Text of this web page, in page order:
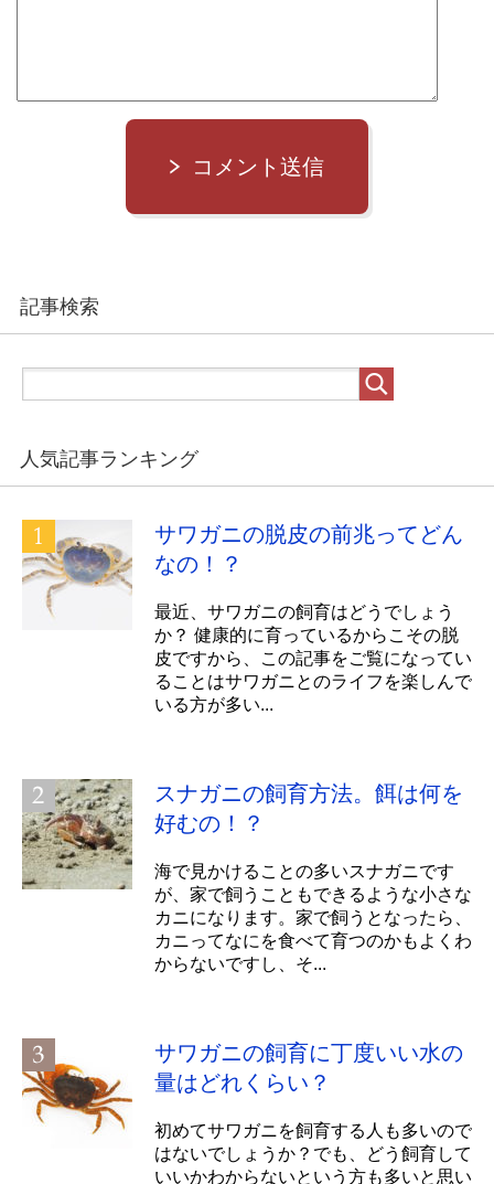
コメント送信
記事検索
人気記事ランキング
サワガニの脱皮の前兆ってどん
なの！？
最近、サワガニの飼育はどうでしょう
か？ 健康的に育っているからこその脱
皮ですから、この記事をご覧になってい
ることはサワガニとのライフを楽しんで
いる方が多い...
スナガニの飼育方法。餌は何を
好むの！？
海で見かけることの多いスナガニです
が、家で飼うこともできるような小さな
カニになります。家で飼うとなったら、
カニってなにを食べて育つのかもよくわ
からないですし、そ...
サワガニの飼育に丁度いい水の
量はどれくらい？
初めてサワガニを飼育する人も多いので
はないでしょうか？でも、どう飼育して
いいかわからないという方も多いと思い